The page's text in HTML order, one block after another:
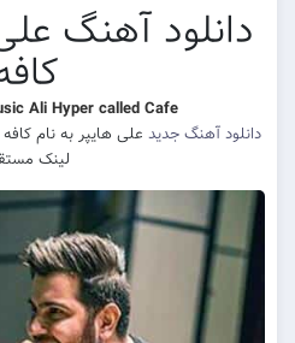
دانلود آهنگ
Ali Hyper called Cafe
دانلود آهنگ جدید
لینک